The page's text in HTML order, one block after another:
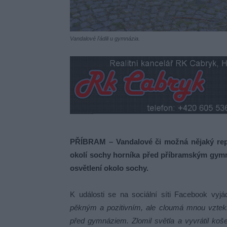
Vandalové řádili u gymnázia.
PŘÍBRAM – Vandalové či možná nějaký
okolí sochy horníka před příbramským
osvětlení okolo sochy.
K události se na sociální síti Facebook
pěkným a pozitivním, ale cloumá mnou
před gymnáziem. Zlomil světla a vyvrátil